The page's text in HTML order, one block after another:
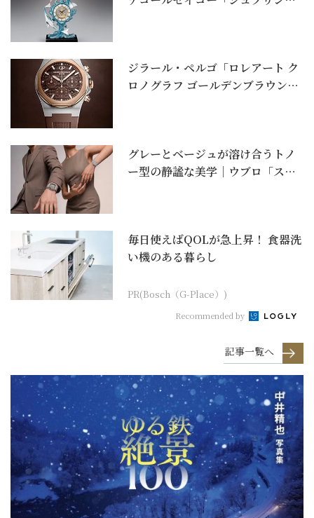
ジラール・ペルゴ「ロレアート ク
ロノグラフ ゴールデンブラウン」
グレーとベージュが溶け合うトノ
ー型の静謐な美学｜ウブロ「スピ
毎日使えばQOLが急上昇！ 食器洗
い機のある暮らし
PR(Bosch（G-Place）)
Recommended by
記事一覧へ